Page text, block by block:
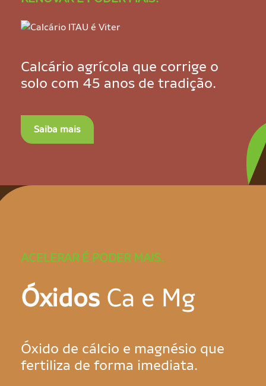
Calcário agrícola que corrige o
solo com 45 anos de tradição.
Saiba mais
ACELERAR É PODER MAIS.
Óxidos Ca e Mg
Óxido de cálcio e magnésio que
fertiliza de forma imediata.